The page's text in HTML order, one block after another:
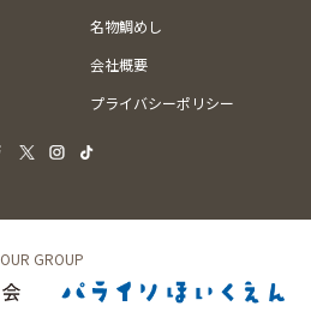
名物鯛めし
会社概要
プライバシーポリシー
OUR GROUP